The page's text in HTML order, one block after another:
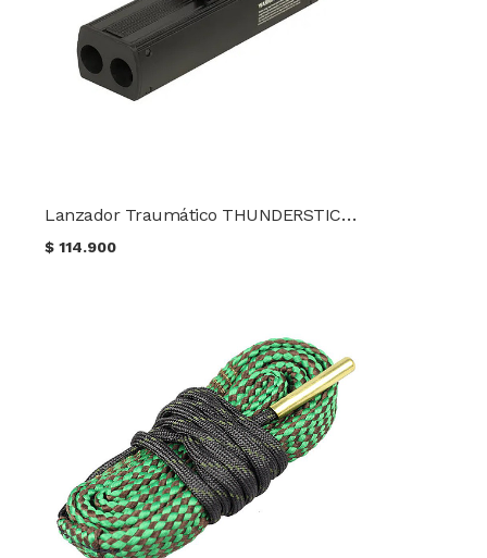
Lanzador Traumático THUNDERSTICK A-Plus TS68 CO2 Balín de goma Cal. 68 + 10 BB's + 10 CO2
$114.900